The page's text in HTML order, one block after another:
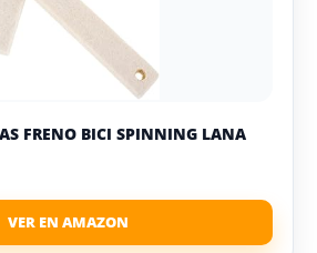
FRENO BICI SPINNING LANA